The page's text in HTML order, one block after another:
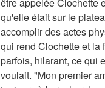
qu'elle était sur le
accomplir des actes
qui rend Clochette et la
parfois, hilarant, ce qui
voulait. "Mon premier